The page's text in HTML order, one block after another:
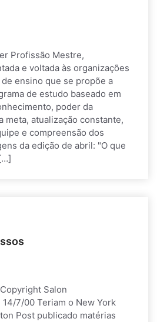
Profissão Mestre,
e voltada às organizações
ensino que se propõe a
de estudo baseado em
poder da
meta, atualização constante,
e compreensão dos
da edição de abril: "O que
Salon
7/00 Teriam o New York
Post publicado matérias